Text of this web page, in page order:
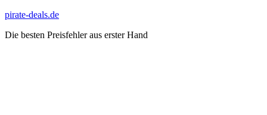
Zum
springen
pirate-deals.de
Die besten Preisfehler aus erster Hand